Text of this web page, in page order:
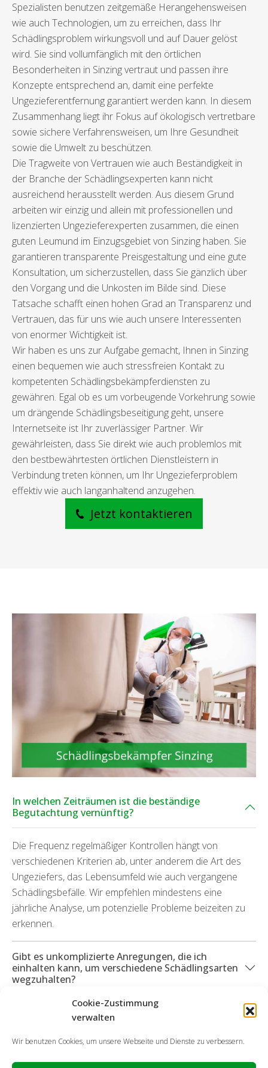
Cookie-Zustimmung
verwalten
Wir benutzen Cookies, um unsere Webseite und Dienste zu verbessern.
Spezialisten benutzen zeitgemäße Herangehensweisen
wie auch Technologien, um zu erreichen, dass Ihr
Schädlingsproblem wirkungsvoll und auf Dauer gelöst
wird. Sie sind vollumfänglich mit den örtlichen
Besonderheiten in Sinzing vertraut und passen ihre
Konzepte entsprechend an, damit eine perfekte
Ungezieferentfernung garantiert werden kann. In diesem
Zusammenhang liegt ihr Fokus auf ökologisch vertretbare
sowie sichere Verfahrensweisen, um Ihre Gesundheit
sowie die Umwelt zu beschützen.
Die Tragweite von Vertrauen wie auch Beständigkeit in
der Branche der Schädlingsexperten kann nicht
ausreichend herausstellt werden. Aus diesem Grund
arbeiten wir einzig und allein mit professionellen und
lizenzierten Ungezieferexperten zusammen, die einen
guten Leumund im Einzugsgebiet von Sinzing haben. Sie
garantieren transparente Preisgestaltung und eine gute
Konsultation, um sicherzustellen, dass Sie gänzlich über
den Vorgang und die Unkosten im Bilde sind. Diese
Tatsache schafft einen hohen Grad an Transparenz und
Vertrauen, das für uns wie auch unsere Interessenten
von enormer Wichtigkeit ist.
Wir haben es uns zur Aufgabe gemacht, Ihnen in Sinzing
einen bequemen wie auch stressfreien Kontakt zu
kompetenten Schädlingsbekämpferdiensten zu
gewähren. Egal ob es um vorbeugende Vorkehrung sowie
um drängende Schädlingsbeseitigung geht, unsere
Internetseite ist Ihr zuverlässiger Partner. Wir
gewährleisten, dass Sie direkt wie auch problemlos mit
den bestbewährtesten örtlichen Dienstleistern in
Verbindung treten können, um Ihr Ungezieferproblem
effektiv wie auch langanhaltend anzugehen.
Jetzt kontaktieren
In welchen Zeiträumen ist die beständige
Begutachtung vernünftig?
Die Frequenz regelmäßiger Kontrollen hängt von
verschiedenen Kriterien ab, unter anderem die Art des
Ungeziefers, das Lebensumfeld wie auch vergangene
Schädlingsbefälle. Wir empfehlen mindestens eine
jährliche Analyse, um potenzielle Probleme beizeiten zu
erkennen.
Gibt es unkomplizierte Anregungen, die ich
einhalten kann, um verschiedene Schädlingsarten
wegzuhalten?
Können Sie mich ebenfalls bei durch Ungeziefer
hervorgetretenen Folgeschäden unterstützen?